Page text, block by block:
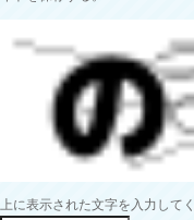
上に表示された文字を入力してく